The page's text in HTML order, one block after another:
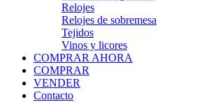
Relojes
Relojes de sobremesa
Tejidos
Vinos y licores
COMPRAR AHORA
COMPRAR
VENDER
Contacto